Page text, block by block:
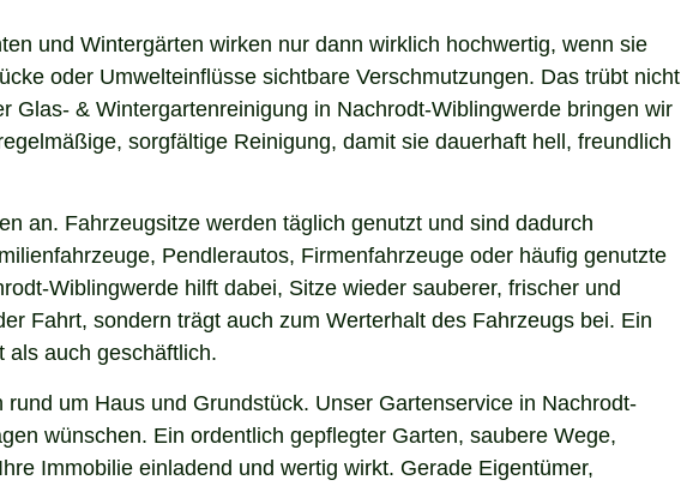
und Wintergärten wirken nur dann wirklich hochwertig, wenn sie
oder Umwelteinflüsse sichtbare Verschmutzungen. Das trübt nicht
& Wintergartenreinigung in Nachrodt-Wiblingwerde bringen wir
sorgfältige Reinigung, damit sie dauerhaft hell, freundlich
an. Fahrzeugsitze werden täglich genutzt und sind dadurch
Pendlerautos, Firmenfahrzeuge oder häufig genutzte
Wiblingwerde hilft dabei, Sitze wieder sauberer, frischer und
Fahrt, sondern trägt auch zum Werterhalt des Fahrzeugs bei. Ein
als auch geschäftlich.
um Haus und Grundstück. Unser Gartenservice in Nachrodt-
wünschen. Ein ordentlich gepflegter Garten, saubere Wege,
Immobilie einladend und wertig wirkt. Gerade Eigentümer,